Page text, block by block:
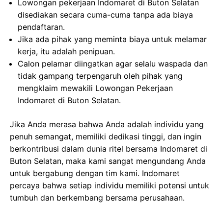
Lowongan pekerjaan Indomaret di Buton Selatan
disediakan secara cuma-cuma tanpa ada biaya
pendaftaran.
Jika ada pihak yang meminta biaya untuk melamar
kerja, itu adalah penipuan.
Calon pelamar diingatkan agar selalu waspada dan
tidak gampang terpengaruh oleh pihak yang
mengklaim mewakili Lowongan Pekerjaan
Indomaret di Buton Selatan.
Jika Anda merasa bahwa Anda adalah individu yang
penuh semangat, memiliki dedikasi tinggi, dan ingin
berkontribusi dalam dunia ritel bersama Indomaret di
Buton Selatan, maka kami sangat mengundang Anda
untuk bergabung dengan tim kami. Indomaret
percaya bahwa setiap individu memiliki potensi untuk
tumbuh dan berkembang bersama perusahaan.